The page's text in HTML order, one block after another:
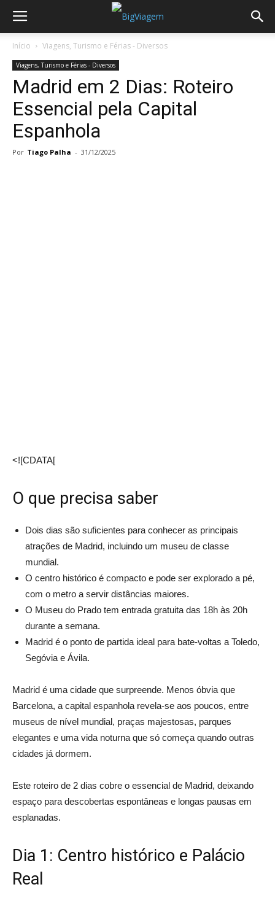
Início Viagens, Turismo e Férias - Diversos
Viagens, Turismo e Férias - Diversos
Madrid em 2 Dias: Roteiro
Essencial pela Capital
Espanhola
Por Tiago Palha - 31/12/2025
<![CDATA[
O que precisa saber
Dois dias são suficientes para conhecer as principais
atrações de Madrid, incluindo um museu de classe
mundial.
O centro histórico é compacto e pode ser explorado a pé,
com o metro a servir distâncias maiores.
O Museu do Prado tem entrada gratuita das 18h às 20h
durante a semana.
Madrid é o ponto de partida ideal para bate-voltas a Toledo,
Segóvia e Ávila.
Madrid é uma cidade que surpreende. Menos óbvia que
Barcelona, a capital espanhola revela-se aos poucos, entre
museus de nível mundial, praças majestosas, parques
elegantes e uma vida noturna que só começa quando outras
cidades já dormem.
Este roteiro de 2 dias cobre o essencial de Madrid, deixando
espaço para descobertas espontâneas e longas pausas em
esplanadas.
Dia 1: Centro histórico e Palácio
Real